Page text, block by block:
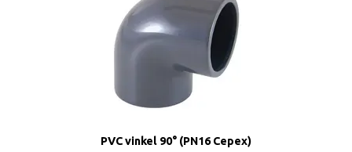
PVC vinkel 90° (PN16 Cepex)